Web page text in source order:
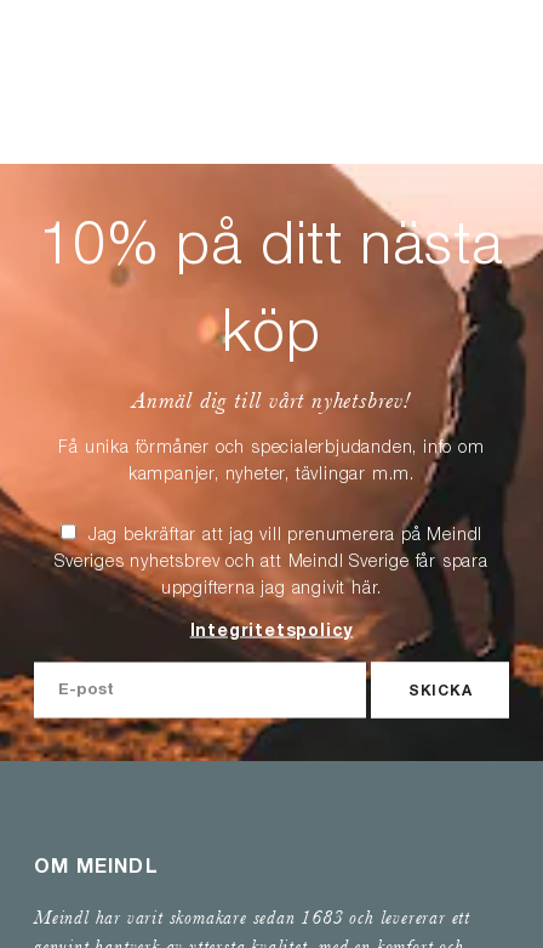
10% på ditt nästa
köp
Anmäl dig till vårt nyhetsbrev!
Få unika förmåner och specialerbjudanden, info om
kampanjer, nyheter, tävlingar m.m.
Jag bekräftar att jag vill prenumerera på Meindl
Sveriges nyhetsbrev och att Meindl Sverige får spara
uppgifterna jag angivit här.
Integritetspolicy
SKICKA
OM MEINDL
Meindl har varit skomakare sedan 1683 och levererar ett